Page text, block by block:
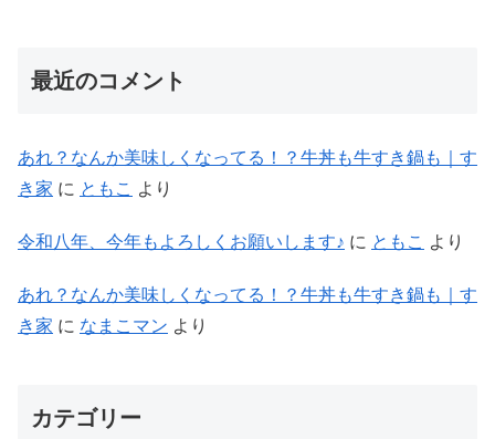
最近のコメント
あれ？なんか美味しくなってる！？牛丼も牛すき鍋も｜す
き家 に ともこ より
令和八年、今年もよろしくお願いします♪ に ともこ より
あれ？なんか美味しくなってる！？牛丼も牛すき鍋も｜す
き家 に なまこマン より
カテゴリー